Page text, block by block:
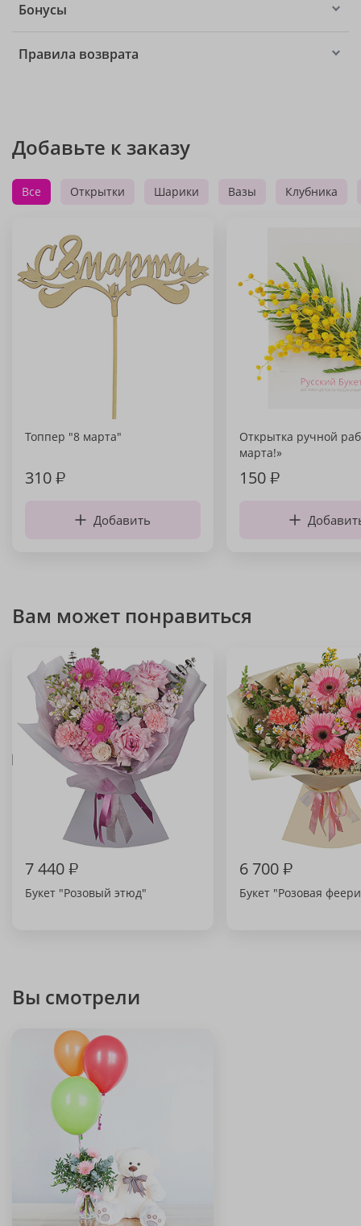
Бонусы
Правила возврата
Добавьте к заказу
Все Открытки Шарики Вазы Клубника
Топпер "8 марта"
310₽
Добавить
Открытка ручной
марта!»
150₽
Вам может понравиться
7 440₽
Букет "Розовый этюд"
6 700₽
Букет "Розовая
Вы смотрели